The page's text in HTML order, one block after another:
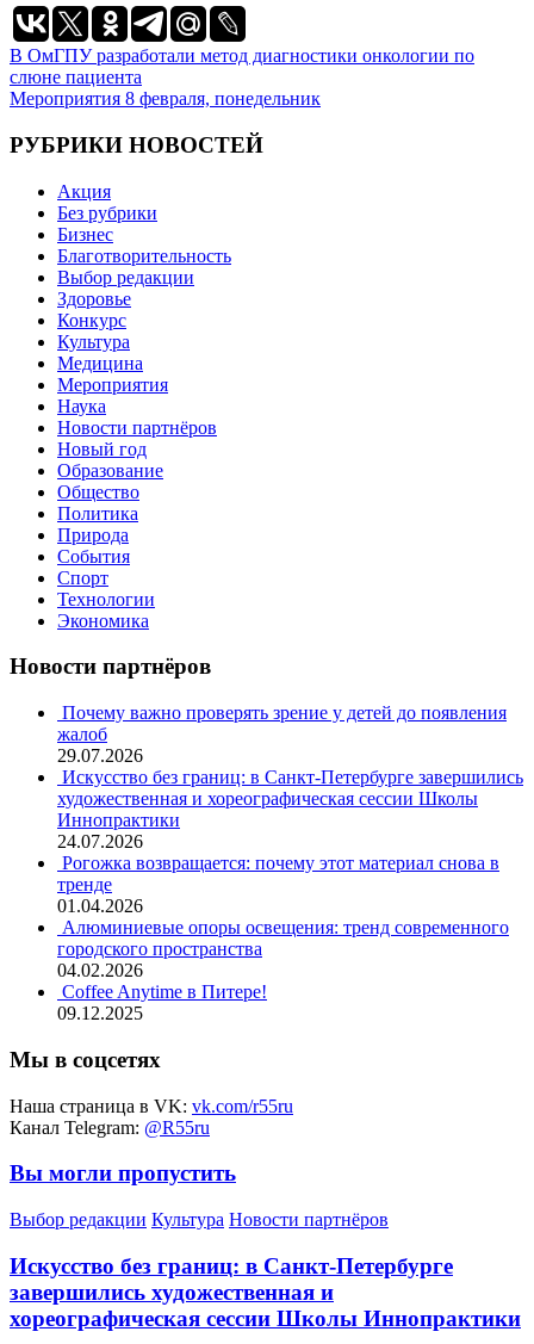
Навигация
по
В ОмГПУ разработали метод диагностики онкологии по
слюне пациента
Мероприятия 8 февраля, понедельник
РУБРИКИ НОВОСТЕЙ
Акция
Без рубрики
Бизнес
Благотворительность
Выбор редакции
Здоровье
Конкурс
Культура
Медицина
Мероприятия
Наука
Новости партнёров
Новый год
Образование
Общество
Политика
Природа
События
Спорт
Технологии
Экономика
Новости партнёров
Почему важно проверять зрение у детей до появления
жалоб
29.07.2026
Искусство без границ: в Санкт-Петербурге завершились
художественная и хореографическая сессии Школы
Иннопрактики
24.07.2026
Рогожка возвращается: почему этот материал снова в
тренде
01.04.2026
Алюминиевые опоры освещения: тренд современного
городского пространства
04.02.2026
Coffee Anytime в Питере!
09.12.2025
Мы в соцсетях
Наша страница в VK: vk.com/r55ru
Канал Telegram: @R55ru
Вы могли пропустить
Выбор редакции Культура Новости партнёров
Искусство без границ: в Санкт-Петербурге
завершились художественная и
хореографическая сессии Школы Иннопрактики